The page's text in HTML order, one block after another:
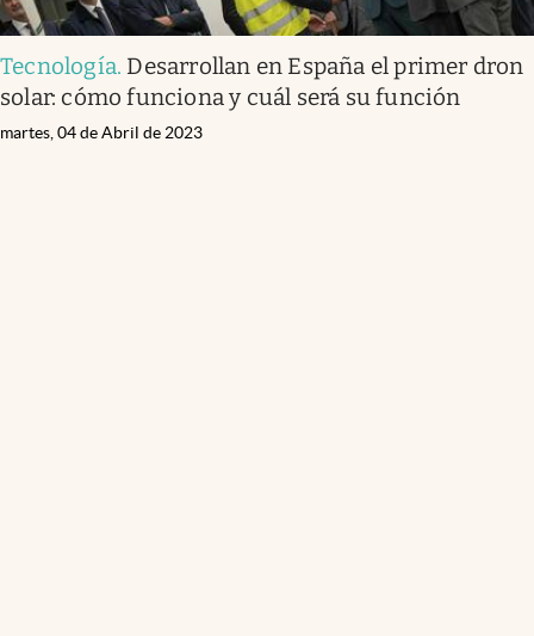
Tecnología. Desarrollan en España el primer dron
solar: cómo funciona y cuál será su función
martes, 04 de Abril de 2023